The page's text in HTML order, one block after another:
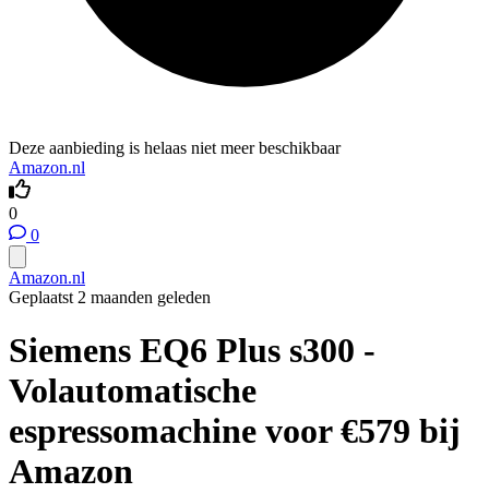
Deze aanbieding is helaas niet meer beschikbaar
Amazon.nl
0
0
Amazon.nl
Geplaatst 2 maanden geleden
Siemens EQ6 Plus s300 -
Volautomatische
espressomachine voor €579 bij
Amazon